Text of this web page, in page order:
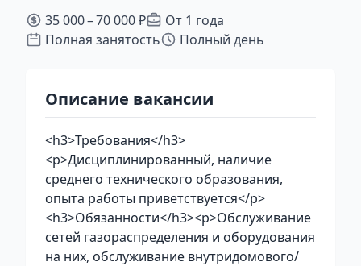
35 000 – 70 000 ₽
От 1 года
Полная занятость
Полный день
Описание вакансии
<h3>Требования</h3>
<p>Дисциплинированный, наличие
среднего технического образования,
опыта работы приветствуется</p>
<h3>Обязанности</h3><p>Обслуживание
сетей газораспределения и оборудования
на них, обслуживание внутридомового/